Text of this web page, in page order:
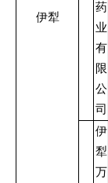
伊犁
药
业
有
限
公
司
伊
犁
万